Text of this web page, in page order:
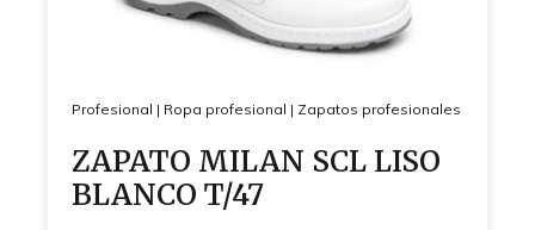
Profesional | Ropa profesional | Zapatos profesionales
ZAPATO MILAN SCL LISO
BLANCO T/47